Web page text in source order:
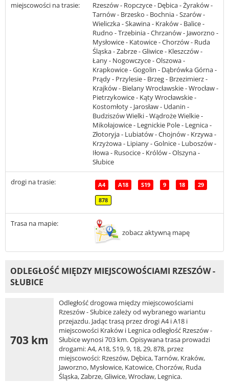
miejscowości na trasie:
Rzeszów - Ropczyce - Dębica - Żyraków -
Tarnów - Brzesko - Bochnia - Szarów -
Wieliczka - Skawina - Kraków - Balice -
Rudno - Trzebinia - Chrzanów - Jaworzno -
Mysłowice - Katowice - Chorzów - Ruda
Śląska - Zabrze - Gliwice - Kleszczów -
Łany - Nogowczyce - Olszowa -
Krapkowice - Gogolin - Dąbrówka Górna -
Prądy - Przylesie - Brzeg - Brzezimierz -
Krajków - Bielany Wrocławskie - Wrocław -
Pietrzykowice - Kąty Wrocławskie -
Kostomłoty - Jarosław - Udanin -
Budziszów Wielki - Wądroże Wielkie -
Mikołajowice - Legnickie Pole - Legnica -
Złotoryja - Lubiatów - Chojnów - Krzywa -
Krzyżowa - Lipiany - Golnice - Luboszów -
Iłowa - Rusocice - Królów - Olszyna -
Słubice
drogi na trasie: A4 A18 S19 9 18 29
878
Trasa na mapie:
zobacz aktywną mapę
ODLEGŁOŚĆ MIĘDZY MIEJSCOWOŚCIAMI RZESZÓW -
SŁUBICE
703 km
Odległość drogowa między miejscowościami
Rzeszów - Słubice zależy od wybranego wariantu
przejazdu. Jadąc trasą przez drogi A4 i A18 i
miejscowości Kraków i Legnica odległość Rzeszów -
Słubice wynosi 703 km. Opisywana trasa prowadzi
drogami: A4, A18, S19, 9, 18, 29, 878, przez
miejscowości: Rzeszów, Dębica, Tarnów, Kraków,
Jaworzno, Mysłowice, Katowice, Chorzów, Ruda
Śląska, Zabrze, Gliwice, Wrocław, Legnica.